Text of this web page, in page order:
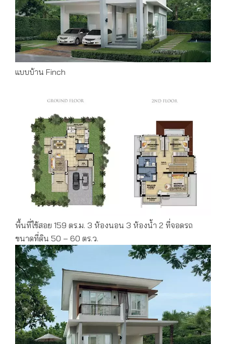
แบบบ้าน Finch
พื้นที่ใช้สอย 159 ตร.ม. 3 ห้องนอน 3 ห้องน้ำ 2 ที่จอดรถ
ขนาดที่ดิน 50 – 60 ตร.ว.